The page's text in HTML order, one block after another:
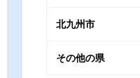
北九州市
その他の県